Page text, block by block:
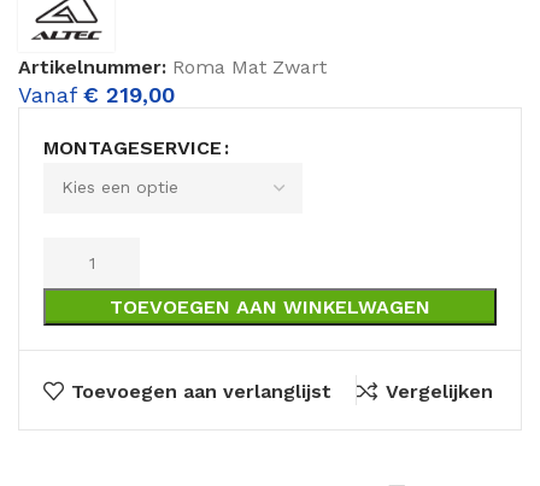
Artikelnummer: Roma Mat Zwart
Vanaf € 219,00
MONTAGESERVICE
TOEVOEGEN AAN WINKELWAGEN
Toevoegen aan verlanglijst Vergelijken